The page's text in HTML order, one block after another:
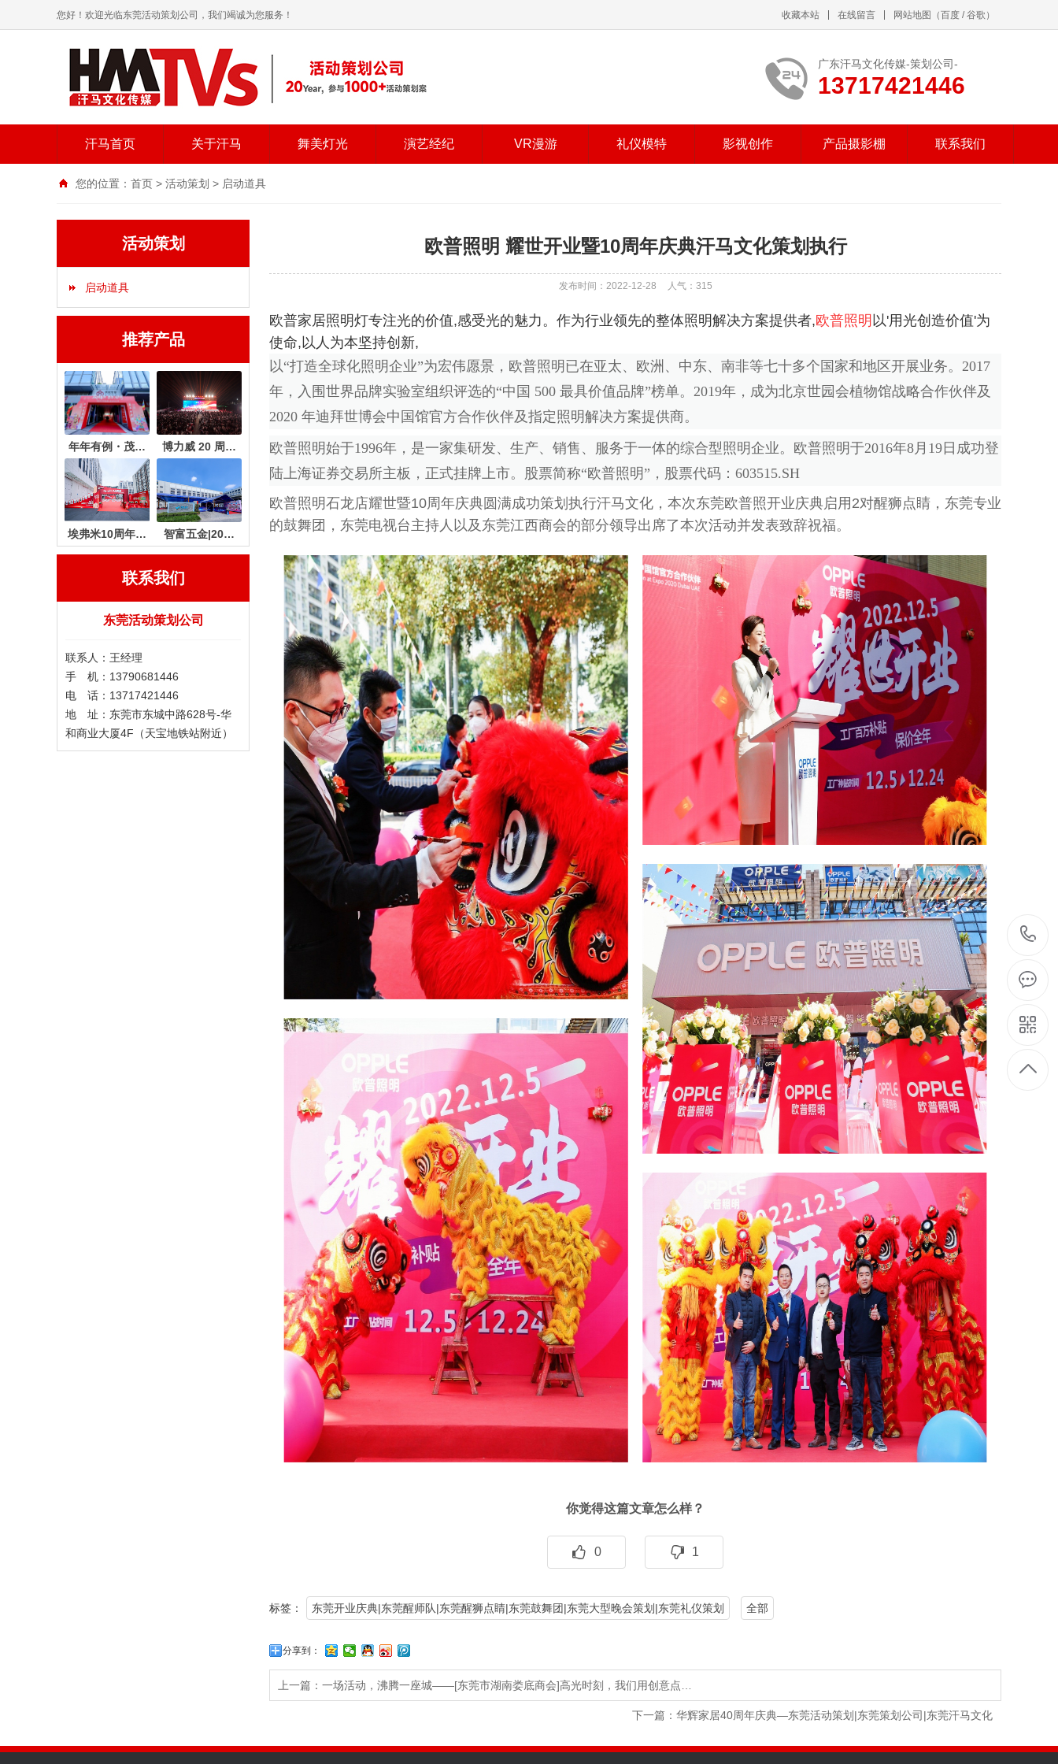
您好！欢迎光临东莞活动策划公司，我们竭诚为您服务！ 收藏本站 在线留言 网站地图 （百度 /谷歌 ）
广东汗马文化传媒-策划公司-
13717421446
汗马首页 关于汗马 舞美灯光 演艺经纪 VR漫游 礼仪模特 影视创作 产品摄影棚 联系我们
您的位置： 首页 > 活动策划 > 启动道具
活动策划
启动道具
推荐产品
年年有例・茂… 博力威 20 周…
埃弗米10周年… 智富五金|20…
联系我们
东莞活动策划公司
联系人：王经理
手 机：13790681446
电 话：13717421446
地 址：东莞市东城中路628号-华
和商业大厦4F（天宝地铁站附近）
欧普照明 耀世开业暨10周年庆典汗马文化策划执行
发布时间：2022-12-28 人气： 315
欧普家居照明灯专注光的价值,感受光的魅力。作为行业领先的整体照明解决方案提供者,欧普照明 以'用光创造价值'为
使命,以人为本坚持创新,
以“打造全球化照明企业”为宏伟愿景，欧普照明已在亚太、欧洲、中东、南非等七十多个国家和地区开展业务。2017
年，入围世界品牌实验室组织评选的“中国 500 最具价值品牌”榜单。2019年，成为北京世园会植物馆战略合作伙伴及
2020 年迪拜世博会中国馆官方合作伙伴及指定照明解决方案提供商。
欧普照明始于1996年，是一家集研发、生产、销售、服务于一体的综合型照明企业。欧普照明于2016年8月19日成功登
陆上海证券交易所主板，正式挂牌上市。股票简称“欧普照明”，股票代码：603515.SH
欧普照明石龙店耀世暨10周年庆典圆满成功策划执行汗马文化，本次东莞欧普照开业庆典启用2对醒狮点睛，东莞专业
的鼓舞团，东莞电视台主持人以及东莞江西商会的部分领导出席了本次活动并发表致辞祝福。
你觉得这篇文章怎么样？
0 1
标签： 东莞开业庆典|东莞醒师队|东莞醒狮点睛|东莞鼓舞团|东莞大型晚会策划|东莞礼仪策划 全部
分享到：
上一篇： 一场活动，沸腾一座城——[东莞市湖南娄底商会]高光时刻，我们用创意点…
下一篇： 华辉家居40周年庆典—东莞活动策划|东莞策划公司|东莞汗马文化